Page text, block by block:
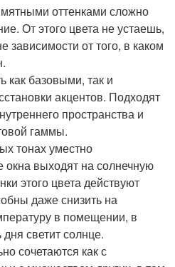
оттенками сложно
От этого цвета не устаешь,
зависимости от того, в каком
как базовыми, так и
акцентов. Подходят
пространства и
гаммы.
тонах уместно
окна выходят на солнечную
этого цвета действуют
даже снизить на
в помещении, в
светит солнце.
сочетаются как с